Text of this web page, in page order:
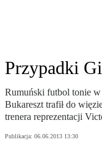
Przypadki
Rumuński futbol tonie w
Bukareszt trafił do
trenera reprezentacji
Publikacja: 06.06.2013 13:30